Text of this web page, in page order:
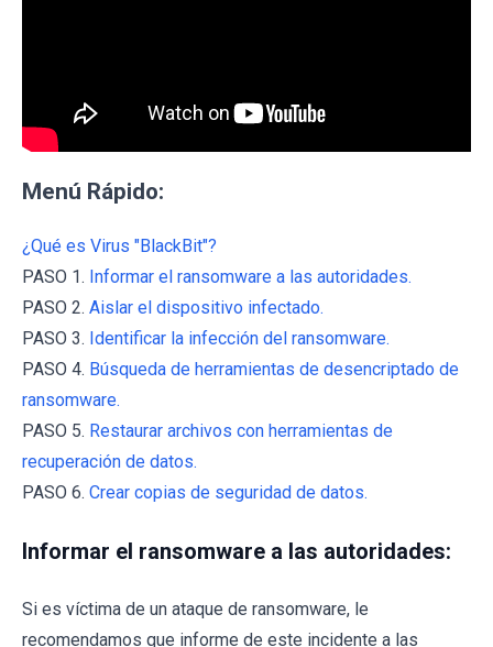
Menú Rápido:
¿Qué es Virus "BlackBit"?
PASO 1. Informar el ransomware a las autoridades.
PASO 2. Aislar el dispositivo infectado.
PASO 3. Identificar la infección del ransomware.
PASO 4. Búsqueda de herramientas de desencriptado de
ransomware.
PASO 5. Restaurar archivos con herramientas de
recuperación de datos.
PASO 6. Crear copias de seguridad de datos.
Informar el ransomware a las autoridades:
Si es víctima de un ataque de ransomware, le
recomendamos que informe de este incidente a las